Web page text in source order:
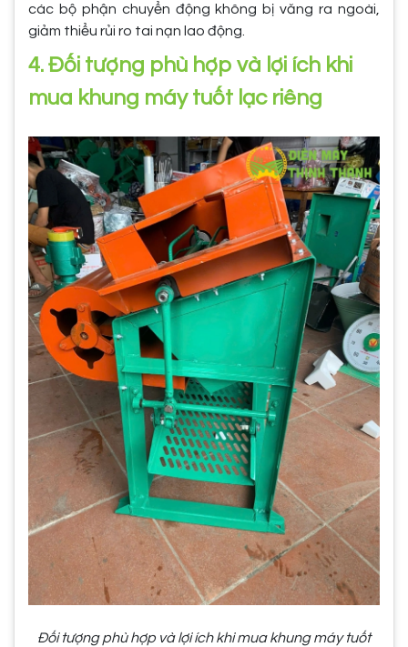
các bộ phận chuyển động không bị văng ra ngoài,
giảm thiểu rủi ro tai nạn lao động.
4. Đối tượng phù hợp và lợi ích khi
mua khung máy tuốt lạc riêng
Đối tượng phù hợp và lợi ích khi mua khung máy tuốt